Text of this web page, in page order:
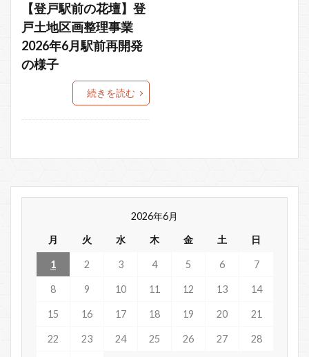
【登戸駅前の花壇】登
戸土地区画整理事業
2026年6月駅前再開発
の様子
続きを読む
2026年6月
月
火 水 木 金 土 日
1 2 3 4 5 6 7
8 9 10 11 12 13 14
15 16 17 18 19 20 21
22 23 24 25 26 27 28